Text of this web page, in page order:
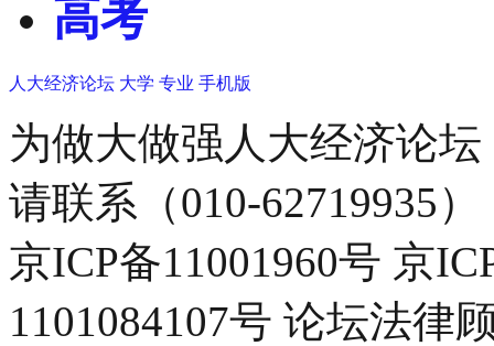
高考
人大经济论坛 大学 专业 手机版
为做大做强人大经济论
请联系（010-62719935）
京ICP备11001960号 京
1101084107号 论坛法律